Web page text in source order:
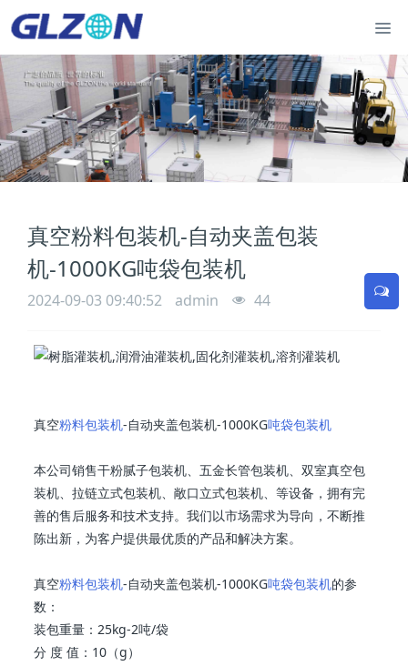
真空粉料包装机-自动夹盖包装
机-1000KG吨袋包装机
2024-09-03 09:40:52 admin 44
真空粉料包装机-自动夹盖包装机-1000KG吨袋包装机
本公司销售干粉腻子包装机、五金长管包装机、双室真空包
装机、拉链立式包装机、敞口立式包装机、等设备，拥有完
善的售后服务和技术支持。我们以市场需求为导向，不断推
陈出新，为客户提供最优质的产品和解决方案。
真空粉料包装机-自动夹盖包装机-1000KG吨袋包装机的参
数：
装包重量：25kg-2吨/袋
分 度 值：10（g）